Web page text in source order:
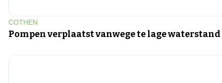
COTHEN
Pompen verplaatst vanwege te lage waterstand